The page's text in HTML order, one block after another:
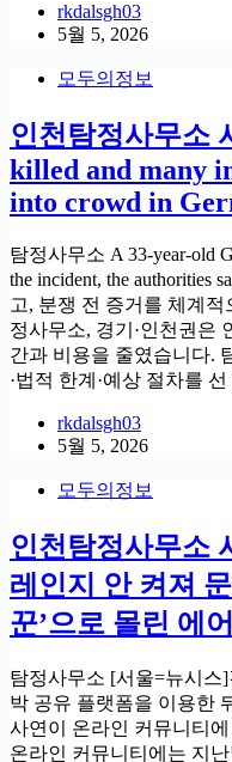
rkdalsgh03
5월 5, 2026
모두의정보
인천탐정사무소
killed and many
into crowd in
탐정사무소 A 33-year-old
the incident, the
고, 분쟁 전 증거를 체계
정사무소, 경기·인천권은
간과 비용을 줄였습니다.
·법적 한계·예상 절차를
rkdalsgh03
5월 5, 2026
모두의정보
인천탐정사무소
레인지 안 켜져
꾼’으로 몰린 에
탐정사무소 [서울=뉴시스
박 공유 플랫폼을 이용한
사연이 온라인 커뮤니티
온라인 커뮤니티에는 지